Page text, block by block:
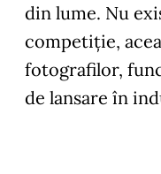
din lume. Nu
competiție,
fotografilor,
de lansare în